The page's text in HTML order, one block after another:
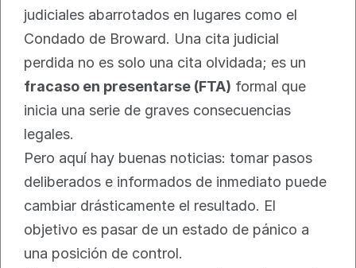
judiciales abarrotados en lugares como el
Condado de Broward. Una cita judicial
fracaso en presentarse (FTA) formal que
inicia una serie de graves consecuencias
legales.
Pero aquí hay buenas noticias: tomar pasos
deliberados e informados de inmediato puede
cambiar drásticamente el resultado. El
objetivo es pasar de un estado de pánico a
una posición de control.